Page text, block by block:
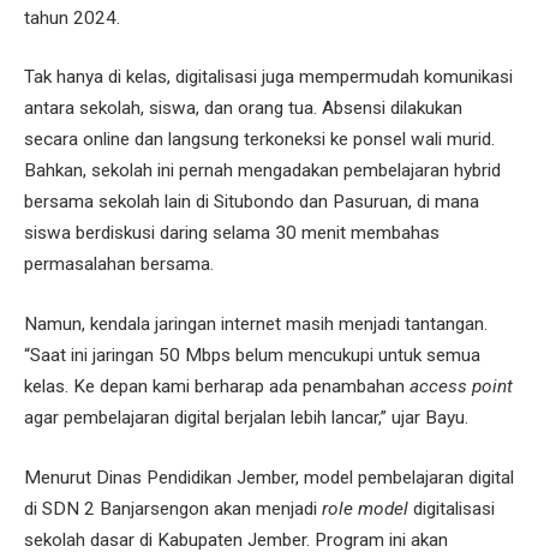
tahun 2024.
Tak hanya di kelas, digitalisasi juga mempermudah komunikasi
antara sekolah, siswa, dan orang tua. Absensi dilakukan
secara online dan langsung terkoneksi ke ponsel wali murid.
Bahkan, sekolah ini pernah mengadakan pembelajaran hybrid
bersama sekolah lain di Situbondo dan Pasuruan, di mana
siswa berdiskusi daring selama 30 menit membahas
permasalahan bersama.
Namun, kendala jaringan internet masih menjadi tantangan.
“Saat ini jaringan 50 Mbps belum mencukupi untuk semua
kelas. Ke depan kami berharap ada penambahan access point
agar pembelajaran digital berjalan lebih lancar,” ujar Bayu.
Menurut Dinas Pendidikan Jember, model pembelajaran digital
di SDN 2 Banjarsengon akan menjadi role model digitalisasi
sekolah dasar di Kabupaten Jember. Program ini akan